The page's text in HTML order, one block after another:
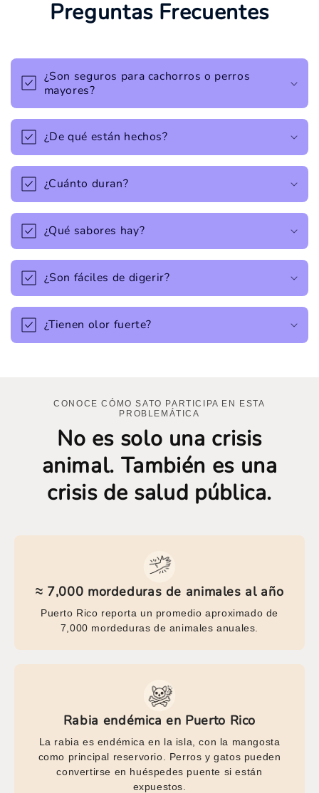
Preguntas Frecuentes
¿Son seguros para cachorros o perros
mayores?
¿De qué están hechos?
¿Cuánto duran?
¿Qué sabores hay?
¿Son fáciles de digerir?
¿Tienen olor fuerte?
CONOCE CÓMO SATO PARTICIPA EN ESTA
PROBLEMÁTICA
No es solo una crisis
animal. También es una
crisis de salud pública.
≈ 7,000 mordeduras de animales al año
Puerto Rico reporta un promedio aproximado de
7,000 mordeduras de animales anuales.
Rabia endémica en Puerto Rico
La rabia es endémica en la isla, con la mangosta
como principal reservorio. Perros y gatos pueden
convertirse en huéspedes puente si están
expuestos.